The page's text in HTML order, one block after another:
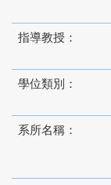
指導教授：
學位類別：
系所名稱：